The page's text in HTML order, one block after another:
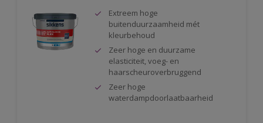
Extreem hoge
buitenduurzaamheid mét
kleurbehoud
Zeer hoge en duurzame
elasticiteit, voeg- en
haarscheuroverbruggend
Zeer hoge
waterdampdoorlaatbaarheid